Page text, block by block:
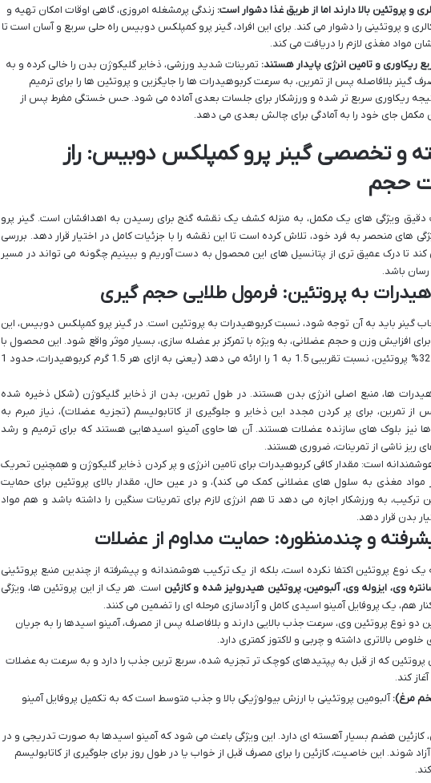
و پروتئین بالا دارند اما از طریق غذا دشوار است: زندگی پرمشغله امروزی، گاهی اوقات امکان تهیه و
و پروتئینی را دشوار می کند. برای این افراد، گینر پرو کمپلکس دوبیس راه حلی سریع و آسان است تا
مواد مغذی لازم را دریافت می کند.
ریکاوری و تامین انرژی پایدار هستند: تمرینات شدید ورزشی، ذخایر گلیکوژن بدن را خالی کرده و به
بلافاصله پس از تمرین، به سرعت کربوهیدرات ها را جایگزین و پروتئین ها را برای ترمیم
ریکاوری سریع تر شده و ورزشکار برای جلسات بعدی آماده می شود. حس خستگی مفرط پس از
مکمل جای خود را به آمادگی برای چالش بعدی می دهد.
و تخصصی گینر پرو کمپلکس دوبیس: راز
حجم
دقیق ویژگی های یک مکمل، به منزله کشف یک نقشه گنج برای رسیدن به اهدافشان است. گینر پرو
های منحصر به فرد خود، تلاش کرده است تا این نقشه را با جزئیات کامل در اختیار قرار دهد. بررسی
کند تا درک عمیق تری از پتانسیل های این محصول به دست آوریم و ببینیم چگونه می تواند در مسیر
باشد.
به پروتئین: فرمول طلایی حجم گیری
گینر باید به آن توجه شود، نسبت کربوهیدرات به پروتئین است. در گینر پرو کمپلکس دوبیس، این
افزایش وزن و حجم عضلانی، به ویژه با تمرکز بر عضله سازی، بسیار موثر واقع شود. این محصول با
داشتن تقریباً 54% کربوهیدرات و 32% پروتئین، نسبت تقریبی 1.5 به 1 را ارائه می دهد (یعنی به ازای هر 1.5 گرم کربوهیدرات، حدود 1
ها، منبع اصلی انرژی بدن هستند. در طول تمرین، بدن از ذخایر گلیکوژن (شکل ذخیره شده
تمرین، برای پر کردن مجدد این ذخایر و جلوگیری از کاتابولیسم (تجزیه عضلات)، نیاز مبرم به
ها نیز بلوک های سازنده عضلات هستند. آن ها حاوی آمینو اسیدهایی هستند که برای ترمیم و رشد
ناشی از تمرینات، ضروری هستند.
تعادلی هوشمندانه است: مقدار کافی کربوهیدرات برای تامین انرژی و پر کردن ذخایر گلیکوژن و همچنین تحریک
مغذی به سلول های عضلانی کمک می کند)، و در عین حال، مقدار بالای پروتئین برای حمایت
ترکیب، به ورزشکار اجازه می دهد تا هم انرژی لازم برای تمرینات سنگین را داشته باشد و هم مواد
بدن قرار دهد.
و چندمنظوره: حمایت مداوم از عضلات
نوع پروتئین اکتفا نکرده است، بلکه از یک ترکیب هوشمندانه و پیشرفته از چندین منبع پروتئینی
وی، ایزوله وی، آلبومین، پروتئین هیدرولیز شده و کازئین است. هر یک از این پروتئین ها، ویژگی
هم، یک پروفایل آمینو اسیدی کامل و آزادسازی مرحله ای را تضمین می کنند.
دو نوع پروتئین وی، سرعت جذب بالایی دارند و بلافاصله پس از مصرف، آمینو اسیدها را به جریان
خلوص بالاتری داشته و چربی و لاکتوز کمتری دارد.
پروتئین که از قبل به پپتیدهای کوچک تر تجزیه شده، سریع ترین جذب را دارد و به سرعت به عضلات
کند.
مرغ):آلبومین پروتئینی با ارزش بیولوژیکی بالا و جذب متوسط است که به تکمیل پروفایل آمینو
کازئین هضم بسیار آهسته ای دارد. این ویژگی باعث می شود که آمینو اسیدها به صورت تدریجی و در
شوند. این خاصیت، کازئین را برای مصرف قبل از خواب یا در طول روز برای جلوگیری از کاتابولیسم